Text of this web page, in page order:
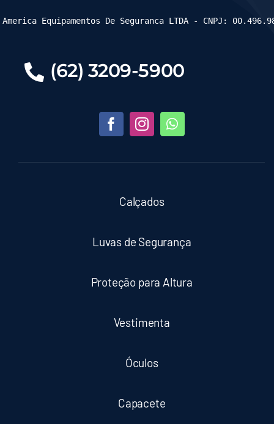
(62) 3209-5900
Calçados
Luvas de Segurança
Proteção para Altura
Vestimenta
Óculos
Capacete
Equipamentos De Seguranca LTDA - CNPJ: